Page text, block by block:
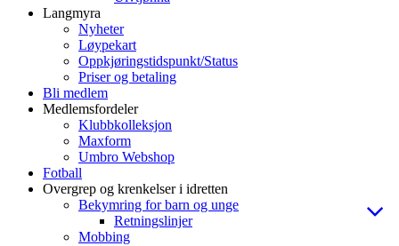
Langmyra
Nyheter
Løypekart
Oppkjøringstidspunkt/Status
Priser og betaling
Bli medlem
Medlemsfordeler
Klubbkolleksjon
Maxform
Umbro Webshop
Fotball
Overgrep og krenkelser i idretten
Bekymring for barn og unge
Retningslinjer
Mobbing